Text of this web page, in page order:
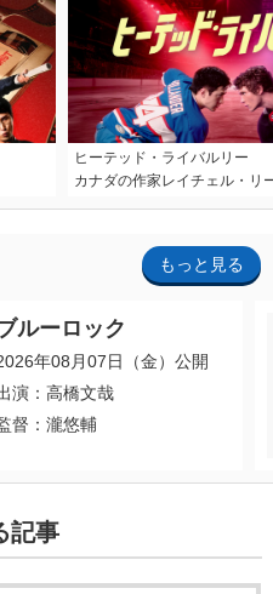
ヒーテッド・ライバルリー
カナダの作家レイチェル・リ
もっと見る
ルーロック
年08月07日（金）公開
演：高橋文哉
督：瀧悠輔
記事